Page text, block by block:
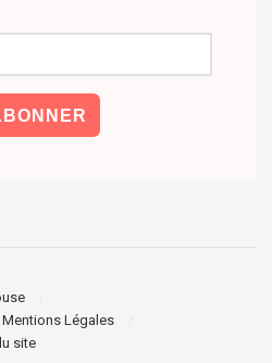
Mentions Légales
site